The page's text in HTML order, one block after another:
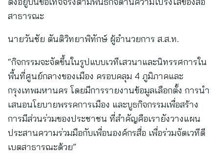
กรุงเทพมหานคร โดยมีการรายงานข้อมูลเลือกตั้ง การนำ
เสนอนโยบายพรรคการเมือง และบูธกิจกรรมเพื่อสร้าง
การมีส่วนร่วมของประชาชน ที่สำคัญคือเรายังวางแผน
เบตสาธารณะด้วย”
เกาะติดการเปลี่ยนผ่านครั้งใหญ่ เลือกตั้ง69 ได้
ทาง www.thaipbs.or.th/Election69
ไม่พลาดทุกข่าวสาร สาระความรู้ และคอนเทนต์คุณภาพ